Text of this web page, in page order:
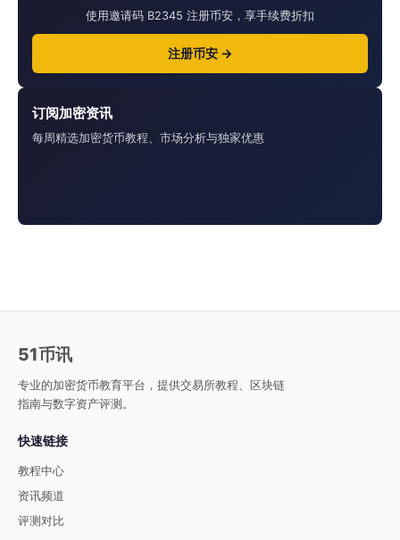
使用邀请码 B2345 注册币安，享手续费折扣
注册币安 →
订阅加密资讯
每周精选加密货币教程、市场分析与独家优惠
51币讯
专业的加密货币教育平台，提供交易所教程、区块链
指南与数字资产评测。
快速链接
教程中心
资讯频道
评测对比